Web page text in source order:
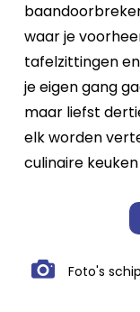
waar je
tafelzittingen
je eigen gang
maar liefst
elk worden
culinaire keuken
Foto's schip